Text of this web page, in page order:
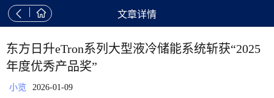
  文章详情
东方日升eTron系列大型液冷储能系统斩获“2025
年度优秀产品奖”
小览 2026-01-09